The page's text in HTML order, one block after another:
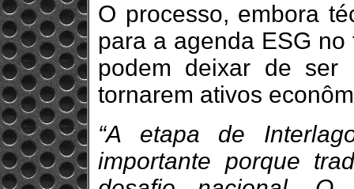
O processo, embora
para a agenda ESG
podem deixar de ser
tornarem ativos
“A etapa de
importante porque